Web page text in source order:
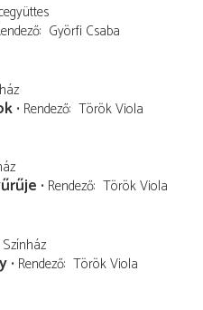
Györfi Csaba
Rendező Török Viola
Rendező Török Viola
Rendező Török Viola